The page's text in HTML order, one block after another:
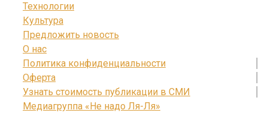
Технологии
Культура
Предложить новость
О нас
Политика конфиденциальности
Оферта
Узнать стоимость публикации в СМИ
Медиагруппа «Не надо Ля-Ля»